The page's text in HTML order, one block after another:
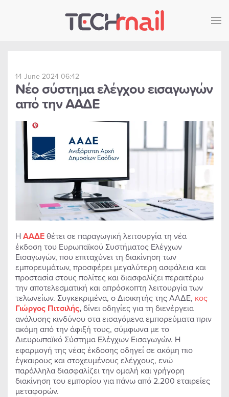
Skip to main content
14 June 2024 06:42
Νέο σύστημα ελέγχου εισαγωγών
από την ΑΑΔΕ
ΗΑΑΔΕθέτει σε παραγωγική λειτουργία τη νέα
έκδοση του Ευρωπαϊκού Συστήματος Ελέγχων
Εισαγωγών, που επιταχύνει τη διακίνηση των
εμπορευμάτων, προσφέρει μεγαλύτερη ασφάλεια και
προστασία στους πολίτες και διασφαλίζει περαιτέρω
την αποτελεσματική και απρόσκοπτη λειτουργία των
τελωνείων. Συγκεκριμένα, ο Διοικητής της ΑΑΔΕ, κος
Γιώργος Πιτσιλής,δίνει οδηγίες για τη διενέργεια
ανάλυσης κινδύνου στα εισαγόμενα εμπορεύματα πριν
ακόμη από την άφιξή τους, σύμφωνα με το
ΔιευρωπαϊκόΣύστημα Ελέγχων Εισαγωγών. Η
εφαρμογή της νέας έκδοσης οδηγεί σε ακόμη πιο
έγκαιρους και στοχευμένους ελέγχους, ενώ
παράλληλα διασφαλίζει την ομαλή και γρήγορη
διακίνηση του εμπορίου για πάνω από 2.200 εταιρείες
μεταφορών.